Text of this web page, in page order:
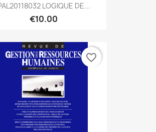
LOGIQUE DE...
€10.00
favorite_border